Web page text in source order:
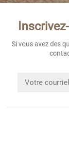
Si vous avez des